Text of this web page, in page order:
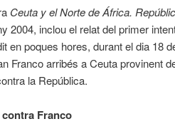
Ceuta y el Norte de África.
2004, inclou el relat del primer
en poques hores, durant el dia 18
Franco arribés a Ceuta provinent
la República.
Franco